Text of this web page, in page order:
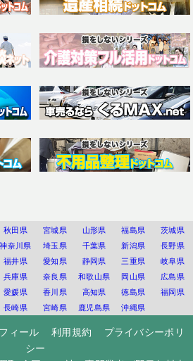
秋田県 宮城県 山形県 福島県
茨城県
神奈川県 埼玉県 千葉県 新潟県
長野県
福井県 愛知県 静岡県 三重県
岐阜県
兵庫県 奈良県 和歌山県 岡山県
広島県
愛媛県 香川県 高知県 徳島県
福岡県
長崎県 宮崎県 鹿児島県 沖縄県
ィール 利用規約
プライバシーポリ
シー